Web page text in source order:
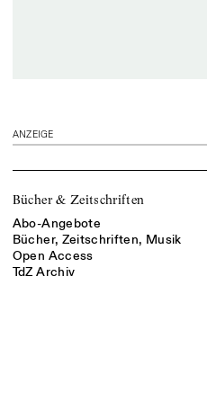
ANZEIGE
Bücher & Zeitschriften
Abo-Angebote
Bücher, Zeitschriften, Musik
Open Access
TdZ Archiv